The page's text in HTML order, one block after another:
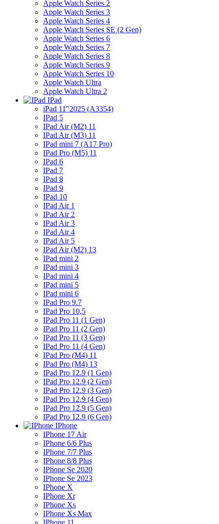
Apple Watch Series 2
Apple Watch Series 3
Apple Watch Series 4
Apple Watch Series SE (2 Gen)
Apple Watch Series 6
Apple Watch Series 7
Apple Watch Series 8
Apple Watch Series 9
Apple Watch Series 10
Apple Watch Ultra
Apple Watch Ultra 2
IPad
iPad 11"2025 (A3354)
IPad 5
IPad Air (M2) 11
IPad Air (M3) 11
IPad mini 7 (A17 Pro)
IPad Pro (M5) 11
IPad 6
IPad 7
IPad 8
IPad 9
IPad 10
IPad Air 1
IPad Air 2
IPad Air 3
IPad Air 4
IPad Air 5
IPad Air (M2) 13
IPad mini 2
IPad mini 3
IPad mini 4
IPad mini 5
IPad mini 6
IPad Pro 9.7
IPad Pro 10,5
IPad Pro 11 (1 Gen)
IPad Pro 11 (2 Gen)
IPad Pro 11 (3 Gen)
IPad Pro 11 (4 Gen)
IPad Pro (M4) 11
IPad Pro (M4) 13
IPad Pro 12.9 (1 Gen)
IPad Pro 12.9 (2 Gen)
IPad Pro 12.9 (3 Gen)
IPad Pro 12.9 (4 Gen)
IPad Pro 12.9 (5 Gen)
IPad Pro 12.9 (6 Gen)
IPhone
IPhone 17 Air
IPhone 6/6 Plus
IPhone 7/7 Plus
IPhone 8/8 Plus
IPhone Se 2020
IPhone Se 2023
IPhone X
IPhone Xr
IPhone Xs
IPhone Xs Max
IPhone 11